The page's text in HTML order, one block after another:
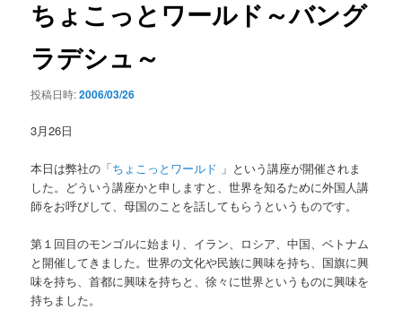
ゲ
ちょこっとワールド～バング
ラデシュ～
投稿日時:2006/03/26
3月26日
本日は弊社の「ちょこっとワールド 」という講座が開催されま
した。どういう講座かと申しますと、世界を知るために外国人講
師をお呼びして、母国のことを話してもらうというものです。
第１回目のモンゴルに始まり、イラン、ロシア、中国、ベトナム
と開催してきました。世界の文化や民族に興味を持ち、国旗に興
味を持ち、首都に興味を持ちと、徐々に世界というものに興味を
持ちました。